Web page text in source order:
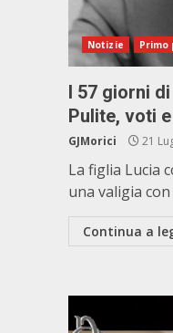
Notizie Primo
I 57 giorni
Pulite, voti
GJMorici 21
La figlia Lucia
una valigia
Continua a